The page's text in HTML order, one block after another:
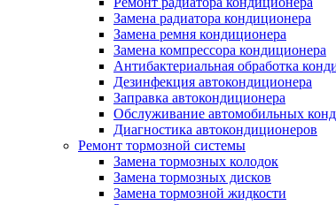
Замена радиатора кондиционера
Замена ремня кондиционера
Замена компрессора кондиционера
Антибактериальная обработка
Дезинфекция автокондиционера
Заправка автокондиционера
Обслуживание автомобильных
Диагностика автокондиционеров
Ремонт тормозной системы
Замена тормозных колодок
Замена тормозных дисков
Замена тормозной жидкости